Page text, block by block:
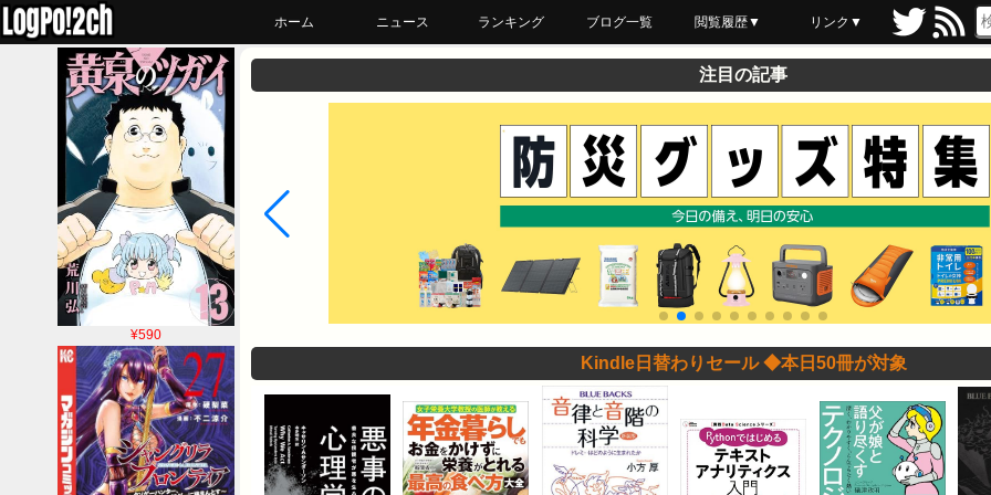
ホーム ニュース ランキング ブログ一覧 閲覧履歴▼
最近読んだ
あとで読む
ブックマーク
リンク▼
¥590
注目の記事
Kindle日替わりセール ◆本日50冊が対象